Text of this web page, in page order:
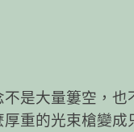
是大量簍空，
厚重的光束槍變